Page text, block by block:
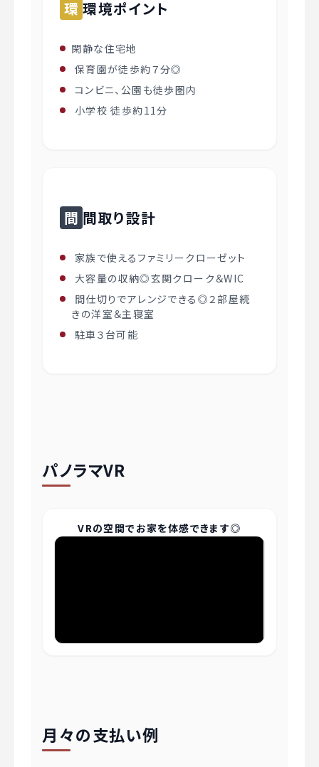
環 環境ポイント
閑静な住宅地
保育園が徒歩約７分◎
コンビニ、公園も徒歩圏内
小学校 徒歩約11分
間 間取り設計
家族で使えるファミリークローゼット
大容量の収納◎玄関クローク＆WIC
間仕切りでアレンジできる◎２部屋続
きの洋室＆主寝室
駐車３台可能
パノラマVR
VRの空間でお家を体感できます◎
月々の支払い例